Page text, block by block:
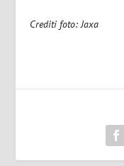
Crediti foto: Jaxa